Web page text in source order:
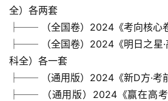
首
页
全）各两套
├── （全国卷）2024《考向核心
├── （全国卷）2024《明日之星·
科全）各一套
├── （通用版）2024《新D方·考
├── （通用版）2024《赢在高考